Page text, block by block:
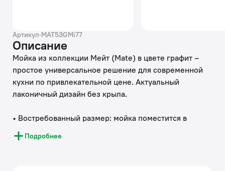
Артикул·MAT53GMi77
Описание
Мойка из коллекции Мейт (Mate) в цвете графит –
простое универсальное решение для современной
кухни по привлекательной цене. Актуальный
лаконичный дизайн без крыла.
• Востребованный размер: мойка поместится в
любой кухонный гарнитур от 60 см.
• Качественная нержавеющая сталь марки AISI 304
Подробнее